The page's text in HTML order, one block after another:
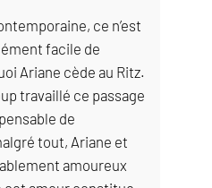
ce n’est
facile de
Ariane cède au Ritz.
travaillé ce passage
de
tout, Ariane et
amoureux